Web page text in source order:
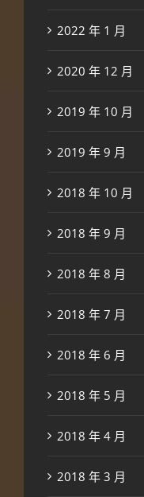
2022 年 1 月
2020 年 12 月
2019 年 10 月
2019 年 9 月
2018 年 10 月
2018 年 9 月
2018 年 8 月
2018 年 7 月
2018 年 6 月
2018 年 5 月
2018 年 4 月
2018 年 3 月